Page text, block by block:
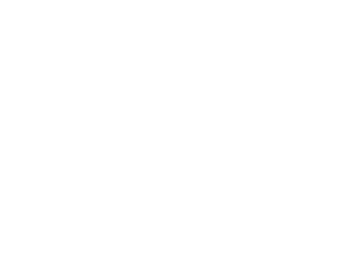
与创意打动游客。尽
踏入玄机界，继而卷入虎云国内乱的漩涡，身陷重重
DNA鉴定技术的支持下，通过摸排、勘查等传统刑